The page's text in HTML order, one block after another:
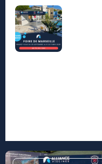
Rechercher